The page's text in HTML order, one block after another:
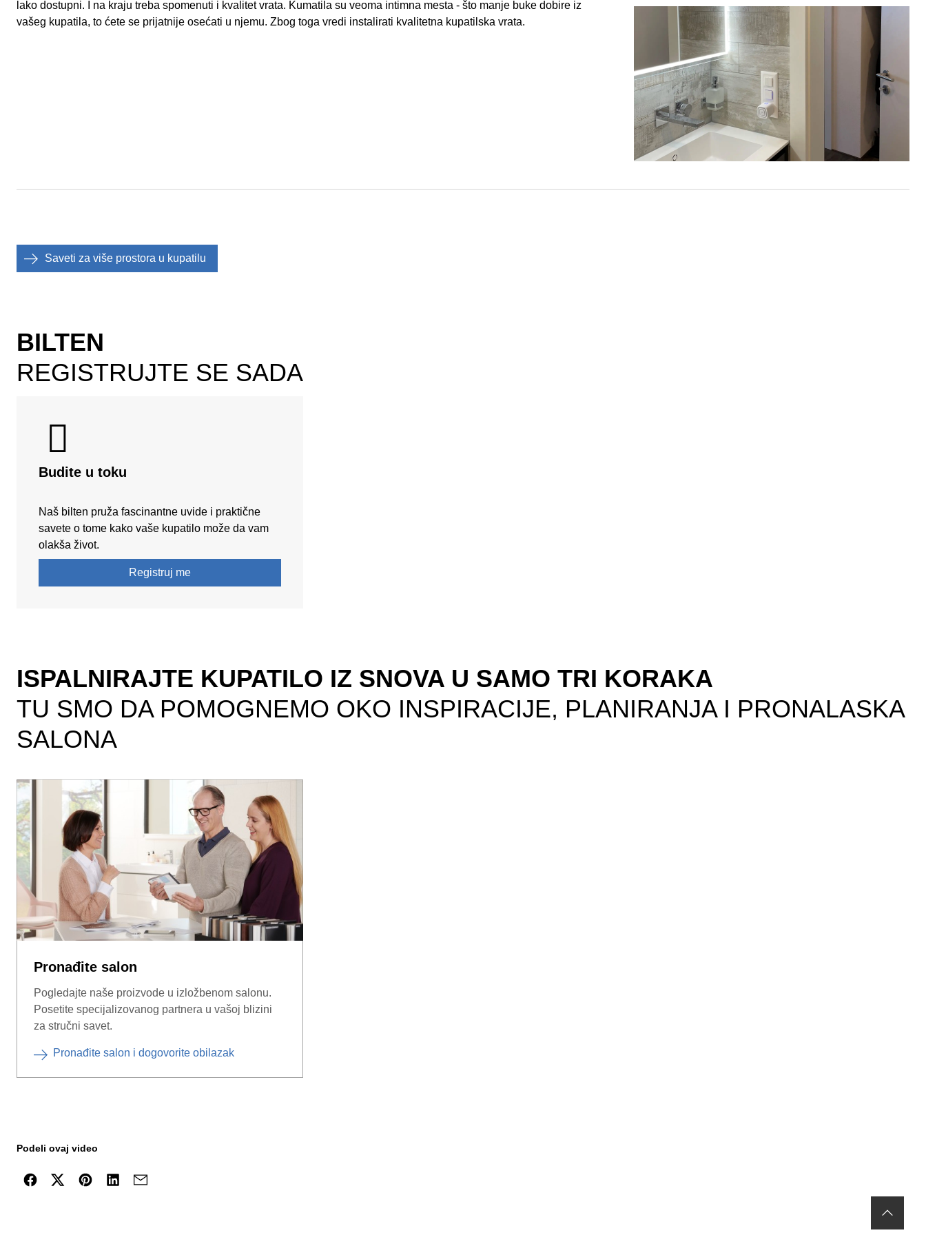
lako dostupni. I na kraju treba spomenuti i kvalitet vrata. Kumatila su veoma intimna mesta - što manje buke dobire iz
vašeg kupatila, to ćete se prijatnije osećati u njemu. Zbog toga vredi instalirati kvalitetna kupatilska vrata.
Saveti za više prostora u kupatilu
BILTEN
REGISTRUJTE SE SADA
Budite u toku
Naš bilten pruža fascinantne uvide i praktične
savete o tome kako vaše kupatilo može da vam
olakša život.
Registruj me
ISPALNIRAJTE KUPATILO IZ SNOVA U SAMO TRI KORAKA
TU SMO DA POMOGNEMO OKO INSPIRACIJE, PLANIRANJA I PRONALASKA
SALONA
Pronađite salon
Pogledajte naše proizvode u izložbenom salonu.
Posetite specijalizovanog partnera u vašoj blizini
za stručni savet.
Pronađite salon i dogovorite obilazak
Podeli ovaj video